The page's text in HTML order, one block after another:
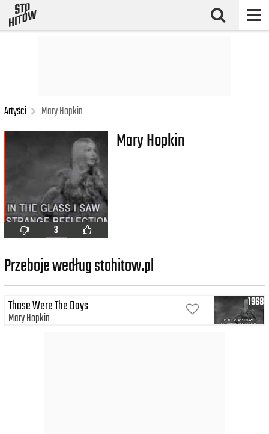
Artyści Mary Hopkin
3
Mary Hopkin
Przeboje według stohitow.pl
1968
Those Were The Days
Mary Hopkin